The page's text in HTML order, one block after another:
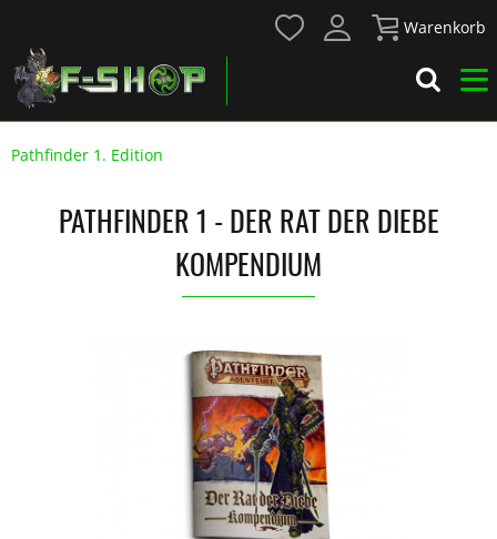
Warenkorb
Pathfinder 1. Edition
PATHFINDER 1 - DER RAT DER DIEBE
KOMPENDIUM